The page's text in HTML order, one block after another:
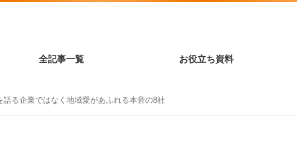
全記事一覧 お役立ち資料
語る企業ではなく地域愛があふれる本音の8社